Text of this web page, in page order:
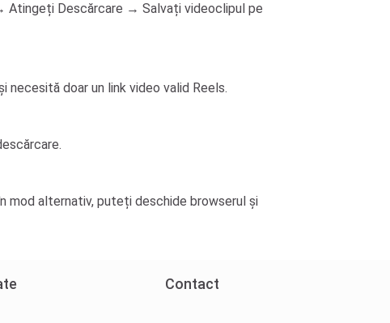
Descărcare → Salvați videoclipul pe
doar un link video valid Reels.
mod alternativ, puteți deschide browserul și
Contact